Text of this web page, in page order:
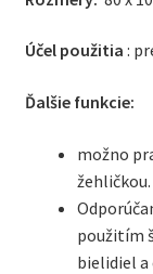
Účel použitia :
Ďalšie funkcie:
možno
žehličkou.
použitím
bielidiel a